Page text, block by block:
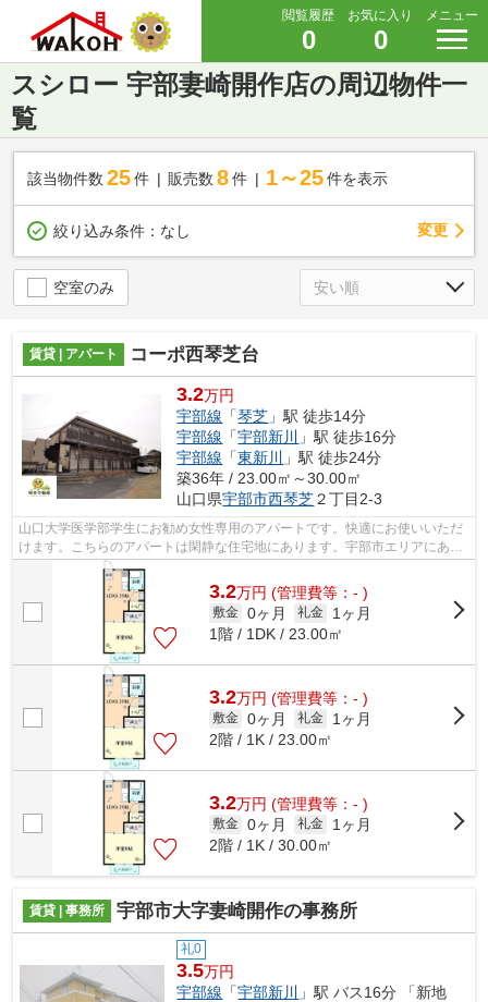
閲覧履歴
0
お気に入り
0
メニュー
スシロー 宇部妻崎開作店の周辺物件一
覧
該当物件数 25件 販売数 8 件 1～25 件を表示
絞り込み条件： なし 変更
空室のみ
賃貸 | アパート コーポ西琴芝台
3.2万円
宇部線 「琴芝 」駅 徒歩14分
宇部線 「宇部新川
」駅 徒歩16分
宇部線 「東新川
」駅 徒歩24分
築36年 / 23.00㎡～30.00㎡
山口県宇部市西琴芝２丁目2-3
山口大学医学部学生にお勧め女性専用のアパートです。快適にお使いいただ
けます。こちらのアパートは閑静な住宅地にあります。宇部市エリアにある
賃貸情報のことなら、地域に密着した...
3.2万円 (管理費等：- )
敷金 0ヶ月 礼金
1ヶ月
1階 / 1DK / 23.00㎡
3.2万円 (管理費等：- )
敷金 0ヶ月 礼金
1ヶ月
2階 / 1K / 23.00㎡
3.2万円 (管理費等：- )
敷金 0ヶ月 礼金
1ヶ月
2階 / 1K / 30.00㎡
賃貸 | 事務所 宇部市大字妻崎開作の事務所
礼0
3.5万円
宇部線 「宇部新川
」駅 バス16分 「新地